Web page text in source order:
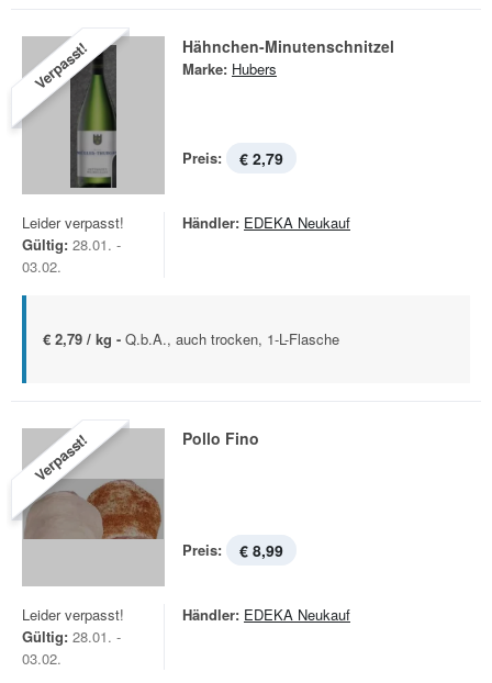
Verpasst! Hähnchen-Minutenschnitzel
Marke: Hubers
Preis: € 2,79
Leider verpasst!
Gültig: 28.01. -
03.02.
Händler: EDEKA Neukauf
€ 2,79 / kg - Q.b.A., auch trocken, 1-L-Flasche
Verpasst! Pollo Fino
Preis: € 8,99
Leider verpasst!
Gültig: 28.01. -
03.02.
Händler: EDEKA Neukauf